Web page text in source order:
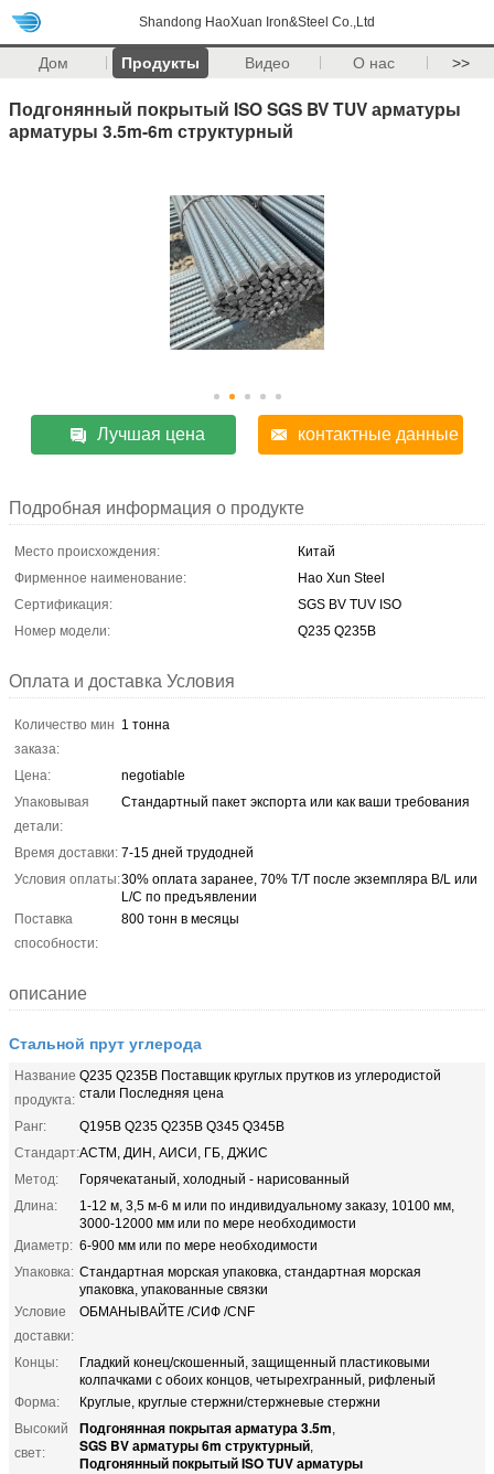
Shandong HaoXuan Iron&Steel Co.,Ltd
Дом Продукты Видео О нас >>
Подгонянный покрытый ISO SGS BV TUV арматуры
арматуры 3.5m-6m структурный
Лучшая цена контактные данные
Подробная информация о продукте
Место происхождения:
Китай
Фирменное наименование:
Hao Xun Steel
Сертификация:
SGS BV TUV ISO
Номер модели:
Q235 Q235B
Оплата и доставка Условия
Количество мин
заказа:
1 тонна
Цена:
negotiable
Упаковывая
детали:
Стандартный пакет экспорта или как ваши требования
Время доставки: 7-15 дней трудодней
Условия оплаты:30% оплата заранее, 70% T/T после экземпляра B/L или
L/C по предъявлении
Поставка
способности:
800 тонн в месяцы
описание
Стальной прут углерода
Название
продукта:
Q235 Q235B Поставщик круглых прутков из углеродистой
стали Последняя цена
Ранг:
Q195B Q235 Q235B Q345 Q345B
Стандарт:АСТМ, ДИН, АИСИ, ГБ, ДЖИС
Метод:
Горячекатаный, холодный - нарисованный
Длина:
1-12 м, 3,5 м-6 м или по индивидуальному заказу, 10100 мм,
3000-12000 мм или по мере необходимости
Диаметр: 6-900 мм или по мере необходимости
Упаковка: Стандартная морская упаковка, стандартная морская
упаковка, упакованные связки
Условие
доставки:
ОБМАНЫВАЙТЕ /СИФ /CNF
Концы:
Гладкий конец/скошенный, защищенный пластиковыми
колпачками с обоих концов, четырехгранный, рифленый
Форма:
Круглые, круглые стержни/стержневые стержни
Высокий
свет:
Подгонянная покрытая арматура 3.5m,
SGS BV арматуры 6m структурный,
Подгонянный покрытый ISO TUV арматуры